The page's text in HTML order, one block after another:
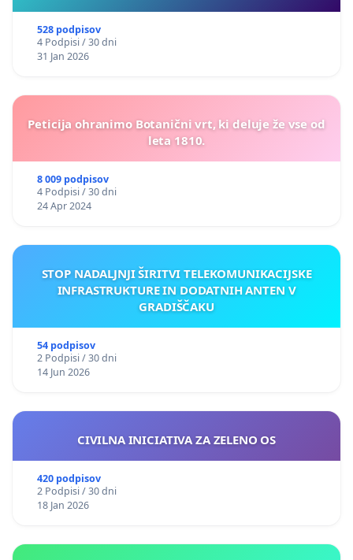
528 podpisov
4 Podpisi / 30 dni
31 Jan 2026
Peticija ohranimo Botanični vrt, ki deluje že vse od
leta 1810.
8 009 podpisov
4 Podpisi / 30 dni
24 Apr 2024
STOP NADALJNJI ŠIRITVI TELEKOMUNIKACIJSKE
INFRASTRUKTURE IN DODATNIH ANTEN V
GRADIŠČAKU
54 podpisov
2 Podpisi / 30 dni
14 Jun 2026
CIVILNA INICIATIVA ZA ZELENO OS
420 podpisov
2 Podpisi / 30 dni
18 Jan 2026